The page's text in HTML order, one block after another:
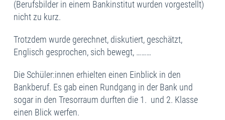
(Berufsbilder in einem Bankinstitut wurden vorgestellt)
nicht zu kurz.
Trotzdem wurde gerechnet, diskutiert, geschätzt,
Englisch gesprochen, sich bewegt, ………
Die Schüler:innen erhielten einen Einblick in den
Bankberuf. Es gab einen Rundgang in der Bank und
sogar in den Tresorraum durften die 1. und 2. Klasse
einen Blick werfen.